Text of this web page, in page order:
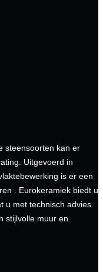
steensoorten kan er
Uitgevoerd in
is er een
. Eurokeramiek biedt u
u met technisch advies
stijlvolle muur en